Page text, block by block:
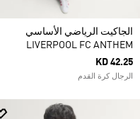
الجاكيت الرياضي الأساسي
LIVERPOOL FC ANTHEM
KD 42.25
الرجال كرة القدم